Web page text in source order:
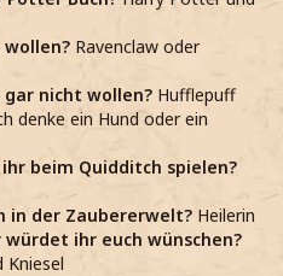
Ravenclaw oder
nicht wollen? Hufflepuff
denke ein Hund oder ein
beim Quidditch spielen?
in der Zaubererwelt? Heilerin
ihr euch wünschen?
Kniesel